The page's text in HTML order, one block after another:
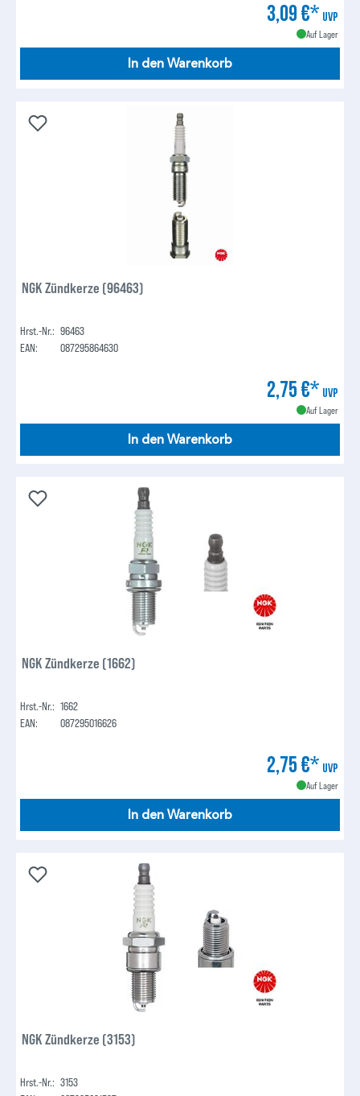
3,09 €* UVP
Auf Lager
In den Warenkorb
NGK Zündkerze (96463)
Hrst.-Nr.: 96463
EAN:
087295864630
2,75 €* UVP
Auf Lager
In den Warenkorb
NGK Zündkerze (1662)
Hrst.-Nr.: 1662
EAN:
087295016626
2,75 €* UVP
Auf Lager
In den Warenkorb
NGK Zündkerze (3153)
Hrst.-Nr.: 3153